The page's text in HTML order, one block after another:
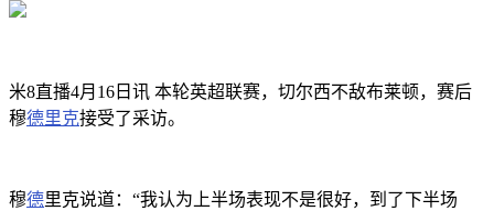
米8直播4月16日讯 本轮英超联赛，切尔西不敌布莱顿，赛后
穆德里克接受了采访。
穆德里克说道：“我认为上半场表现不是很好，到了下半场